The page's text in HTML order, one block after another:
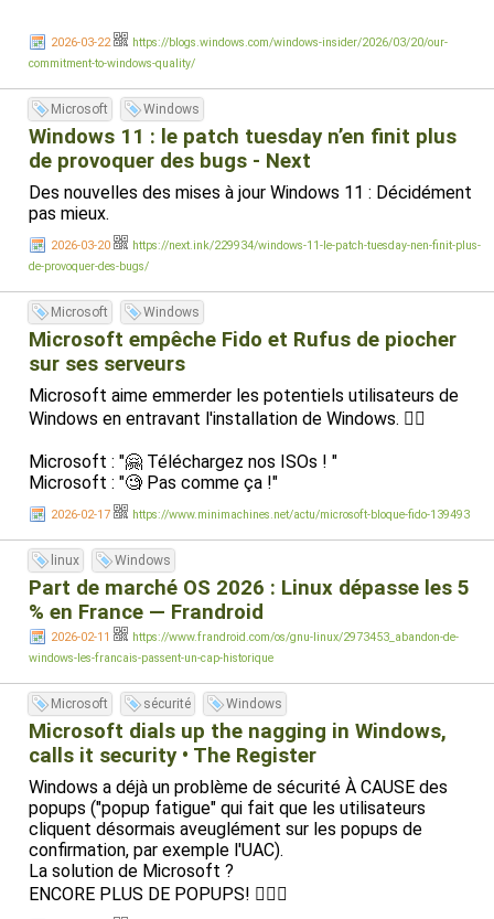
EDIT: Ou comme le présentent certains, c'est une relation
toxique: C'est le mec qui t'offre des fleurs après t'avoir
tapé dessus :https://www.sambent.com/microsofts-plan-
to-fix-windows-11-is-gaslighting/
Cet article énumère tous les abus de Microsoft dans
Windows 11, et tout ce qui ne va pas changer.
2026-03-22
https://blogs.windows.com/windows-insider/2026/03/20/our-
commitment-to-windows-quality/
Microsoft Windows
Windows 11 : le patch tuesday n’en finit plus
de provoquer des bugs - Next
Des nouvelles des mises à jour Windows 11 : Décidément
pas mieux.
2026-03-20
https://next.ink/229934/windows-11-le-patch-tuesday-nen-finit-plus-
de-provoquer-des-bugs/
Microsoft Windows
Microsoft empêche Fido et Rufus de piocher
sur ses serveurs
Microsoft aime emmerder les potentiels utilisateurs de
Windows en entravant l'installation de Windows. 🤷‍♂️
Microsoft : "🤗 Téléchargez nos ISOs ! "
Microsoft : "🧐 Pas comme ça !"
2026-02-17 https://www.minimachines.net/actu/microsoft-bloque-fido-139493
linux Windows
Part de marché OS 2026 : Linux dépasse les 5
% en France — Frandroid
2026-02-11
https://www.frandroid.com/os/gnu-linux/2973453_abandon-de-
windows-les-francais-passent-un-cap-historique
Microsoft sécurité Windows
Microsoft dials up the nagging in Windows,
calls it security • The Register
Windows a déjà un problème de sécurité À CAUSE des
popups ("popup fatigue" qui fait que les utilisateurs
cliquent désormais aveuglément sur les popups de
confirmation, par exemple l'UAC).
La solution de Microsoft ?
ENCORE PLUS DE POPUPS! 🤦🏻‍♂️